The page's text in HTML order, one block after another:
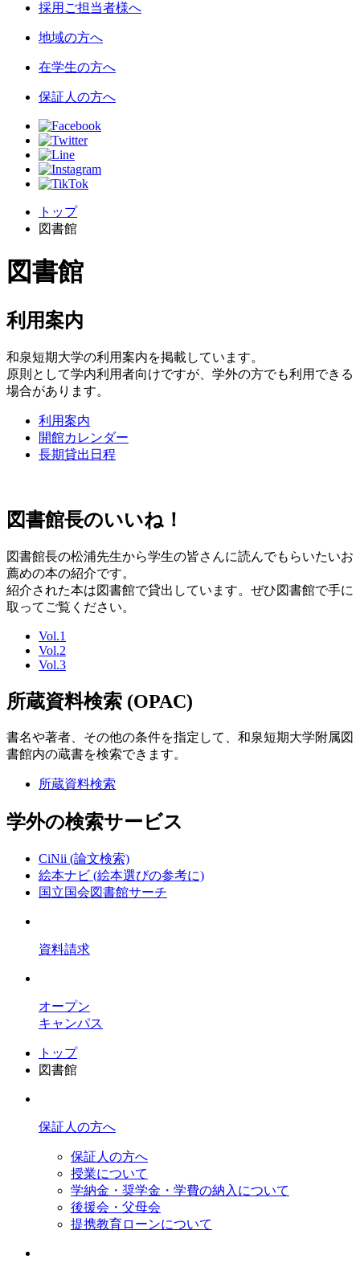
採用ご担当者様へ
地域の方へ
在学生の方へ
保証人の方へ
トップ
図書館
図書館
利用案内
和泉短期大学の利用案内を掲載しています。
原則として学内利用者向けですが、学外の方でも利用できる
場合があります。
利用案内
開館カレンダー
長期貸出日程
図書館長のいいね！
図書館長の松浦先生から学生の皆さんに読んでもらいたいお
薦めの本の紹介です。
紹介された本は図書館で貸出しています。ぜひ図書館で手に
取ってご覧ください。
Vol.1
Vol.2
Vol.3
所蔵資料検索 (OPAC)
書名や著者、その他の条件を指定して、和泉短期大学附属図
書館内の蔵書を検索できます。
所蔵資料検索
学外の検索サービス
CiNii (論文検索)
絵本ナビ (絵本選びの参考に)
国立国会図書館サーチ
資料請求
オープン
キャンパス
トップ
図書館
保証人の方へ
保証人の方へ
授業について
学納金・奨学金・学費の納入について
後援会・父母会
提携教育ローンについて